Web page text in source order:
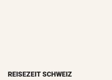
REISEZEIT SCHWEIZ